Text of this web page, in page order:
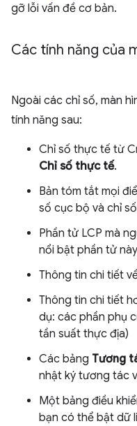
gỡ lỗi vấn đề cơ bản.
Các tính năng của
Ngoài các chỉ số, màn
tính năng sau:
Chỉ số thực tế từ
Chỉ số thực tế.
Bản tóm tắt mọi
số cục bộ và chỉ
Phần tử LCP mà
nổi bật phần tử
Thông tin chi tiết
Thông tin chi tiết
dụ: các phần phụ
tần suất thực địa)
Các bảng Tương
nhật ký tương tác
Một bảng điều
bạn có thể bật dữ